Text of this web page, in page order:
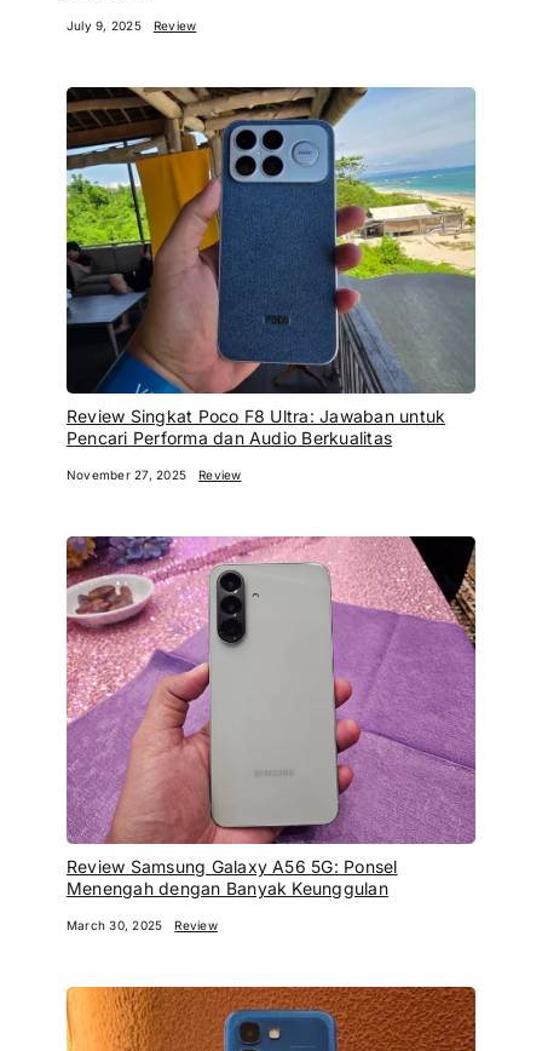
July 9, 2025 Review
Review Singkat Poco F8 Ultra: Jawaban untuk
Pencari Performa dan Audio Berkualitas
November 27, 2025 Review
Review Samsung Galaxy A56 5G: Ponsel
Menengah dengan Banyak Keunggulan
March 30, 2025 Review